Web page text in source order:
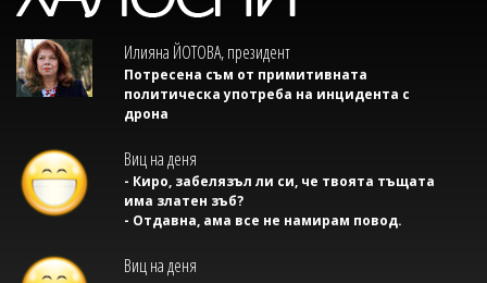
Илияна ЙОТОВА, президент
Потресена съм от примитивната
политическа употреба на инцидента с
дрона
Виц на деня
- Киро, забелязъл ли си, че твоята тъщата
има златен зъб?
- Отдавна, ама все не намирам повод.
Виц на деня